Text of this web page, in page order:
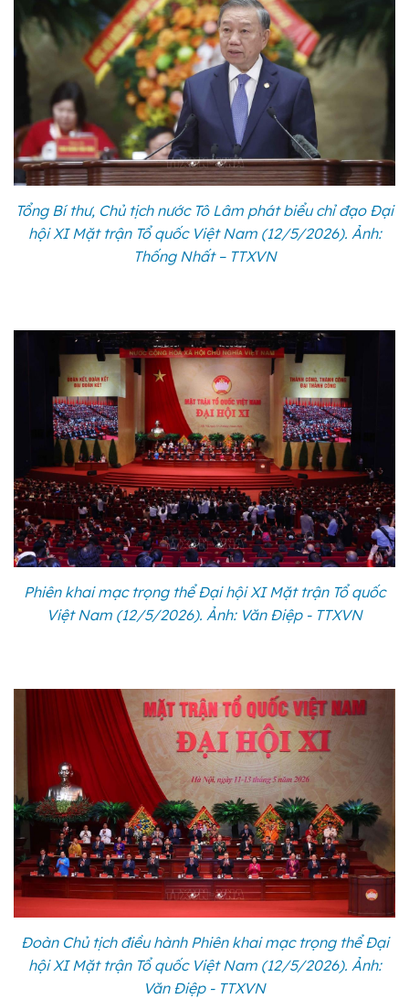
Tổng Bí thư, Chủ tịch nước Tô Lâm phát biểu chỉ đạo Đại
hội XI Mặt trận Tổ quốc Việt Nam (12/5/2026). Ảnh:
Thống Nhất – TTXVN
Phiên khai mạc trọng thể Đại hội XI Mặt trận Tổ quốc
Việt Nam (12/5/2026). Ảnh: Văn Điệp - TTXVN
Đoàn Chủ tịch điều hành Phiên khai mạc trọng thể Đại
hội XI Mặt trận Tổ quốc Việt Nam (12/5/2026). Ảnh:
Văn Điệp - TTXVN